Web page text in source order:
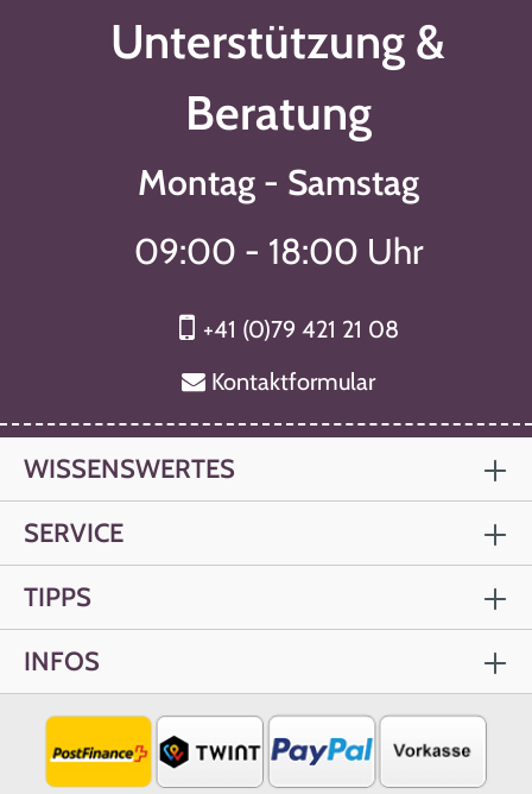
Unterstützung &
Beratung
Montag - Samstag
09:00 - 18:00 Uhr
+41 (0)79 421 21 08
Kontaktformular
WISSENSWERTES
SERVICE
TIPPS
INFOS